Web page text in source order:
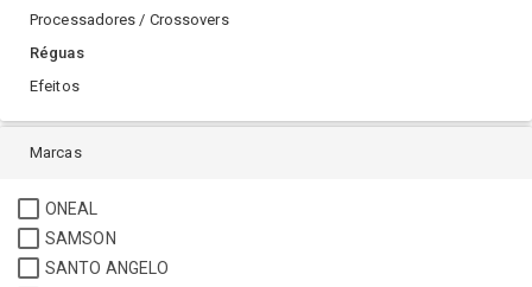
Processadores / Crossovers
Réguas
Efeitos
Marcas
ONEAL
SAMSON
SANTO ANGELO